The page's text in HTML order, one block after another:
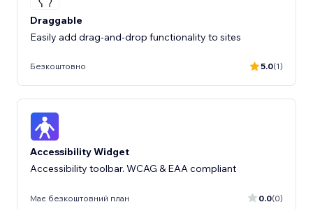
Draggable
Easily add drag-and-drop functionality to sites
Безкоштовно 5.0(1)
Accessibility Widget
Accessibility toolbar. WCAG & EAA compliant
Має безкоштовний план 0.0(0)